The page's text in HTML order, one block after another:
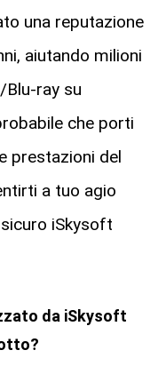
una reputazione
aiutando milioni
ray su
che porti
prestazioni del
a tuo agio
iSkysoft
da iSkysoft